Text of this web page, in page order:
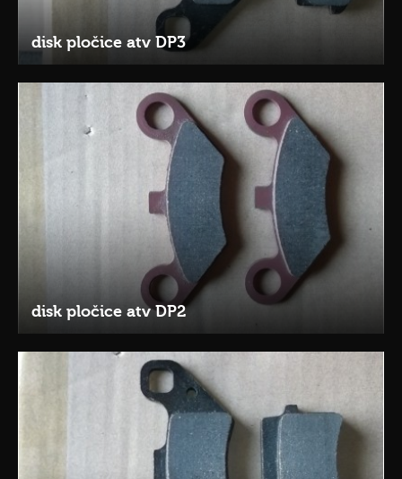
disk pločice atv DP3
disk pločice atv DP2